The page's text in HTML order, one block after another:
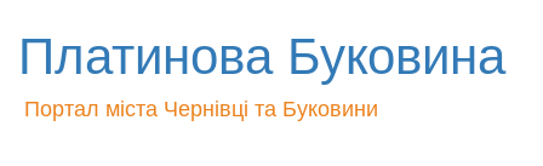
Платинова Буковина
Портал міста Чернівці та Буковини